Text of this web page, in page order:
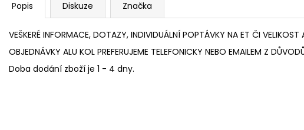
Popis Diskuze Značka
VEŠKERÉ INFORMACE, DOTAZY, INDIVIDUÁLNÍ POPTÁVKY NA ET ČI VELIKOST
OBJEDNÁVKY ALU KOL PREFERUJEME TELEFONICKY NEBO EMAILEM Z
Doba dodání zboží je 1 - 4 dny.